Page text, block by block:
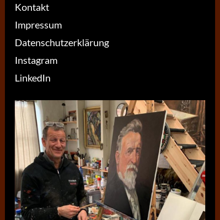
Kontakt
Impressum
Datenschutzerklärung
Instagram
LinkedIn